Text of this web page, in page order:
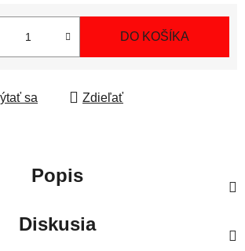
DO KOŠÍKA
sa Zdieľať
Popis
Diskusia